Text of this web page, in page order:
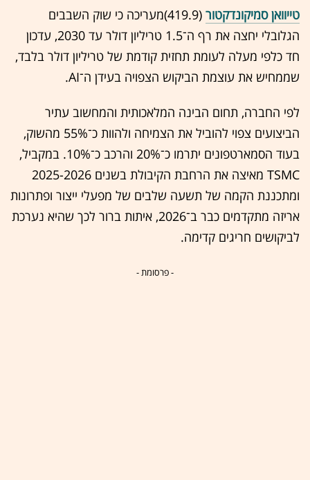
טייוואן סמיקונדקטור
(419.9)מעריכה כי שוק השבבים
הגלובלי יחצה את רף ה־1.5 טריליון דולר עד 2030, עדכון
חד כלפי מעלה לעומת תחזית קודמת של טריליון דולר בלבד,
שממחיש את עוצמת הביקוש הצפויה בעידן ה־AI.
לפי החברה, תחום הבינה המלאכותית והמחשוב עתיר
הביצועים צפוי להוביל את הצמיחה ולהוות כ־55% מהשוק,
בעוד הסמארטפונים יתרמו כ־20% והרכב כ־10%. במקביל,
TSMC מאיצה את הרחבת הקיבולת בשנים 2025-2026
ומתכננת הקמה של תשעה שלבים של מפעלי ייצור ופתרונות
אריזה מתקדמים כבר ב־2026, איתות ברור לכך שהיא נערכת
לביקושים חריגים קדימה.
- פרסומת -